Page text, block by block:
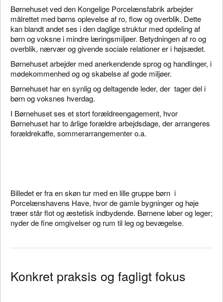
Børnehuset ved den Kongelige Porcelænsfabrik arbejder
målrettet med børns oplevelse af ro, flow og overblik. Dette
kan blandt andet ses i den daglige struktur med opdeling af
børn og voksne i mindre læringsmiljøer. Betydningen af ro og
overblik, nærvær og givende sociale relationer er i højsædet.
Børnehuset arbejder med anerkendende sprog og handlinger, i
mødekommenhed og og skabelse af gode miljøer.
Børnehuset har en synlig og deltagende leder, der tager del i
børn og voksnes hverdag.
I Børnehuset ses et stort forældreengagement, hvor
Børnehuset har to årlige forældre arbejdsdage, der arrangeres
forældrekaffe, sommerarrangementer o.a.
Billedet er fra en skøn tur med en lille gruppe børn i
Porcelænshavens Have, hvor de gamle bygninger og høje
træer står flot og æstetisk indbydende. Børnene løber og leger;
nyder de fine omgivelser og rum til leg og bevægelse.
Konkret praksis og fagligt fokus